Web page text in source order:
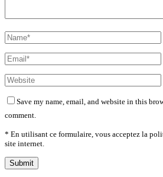
Save my name, email, and website in this
comment.
* En utilisant ce formulaire, vous acceptez la
site internet.